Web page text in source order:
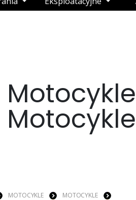
Motocykle
Motocykle
MOTOCYKLE MOTOCYKLE